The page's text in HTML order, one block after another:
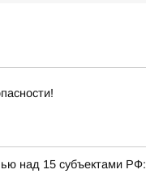
над 15 субъектами РФ: